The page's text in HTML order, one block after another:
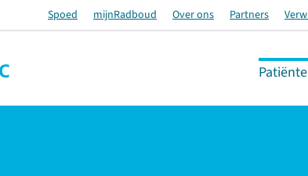
Spoed mijnRadboud Over ons Partners